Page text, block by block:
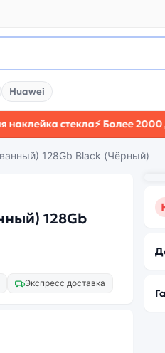
Huawei
стекла⚡ Более 2000
128Gb Black (Чёрный)
128Gb
Экспресс доставка